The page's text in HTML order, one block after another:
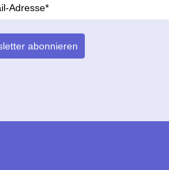
abonnieren